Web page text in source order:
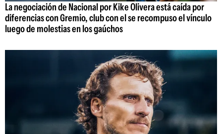
La negociación de Nacional por Kike Olivera está caída por
diferencias con Gremio, club con el se recompuso el vínculo
luego de molestias en los gaúchos